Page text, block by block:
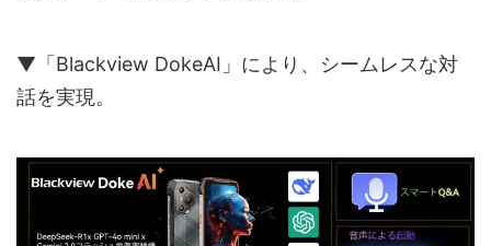
▼「Blackview DokeAI」により、シームレスな対
話を実現。